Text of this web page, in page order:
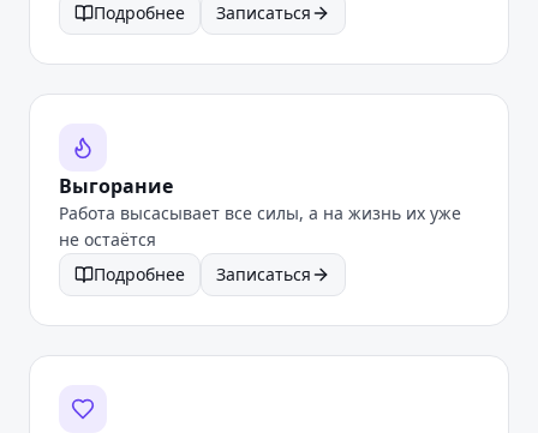
Подробнее
Записаться
Выгорание
Работа высасывает все силы, а на жизнь их уже
не остаётся
Подробнее
Записаться